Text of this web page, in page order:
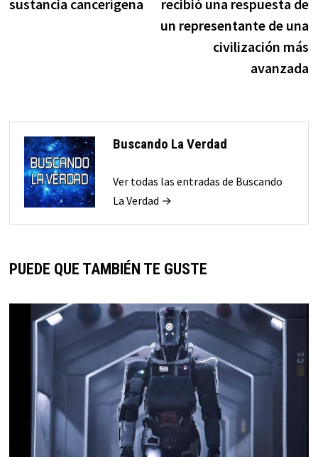
sustancia cancerígena
recibió una respuesta de
un representante de una
civilización más
avanzada
Buscando La Verdad
Ver todas las entradas de Buscando
La Verdad →
PUEDE QUE TAMBIÉN TE GUSTE